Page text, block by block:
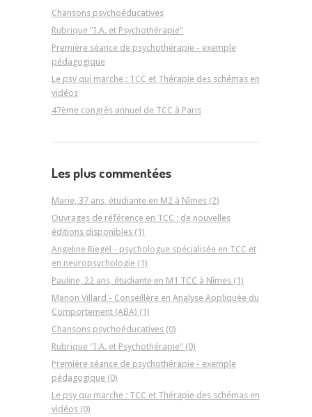
Chansons psychoéducatives
Rubrique "I.A. et Psychothérapie"
Première séance de psychothérapie - exemple
pédagogique
Le psy qui marche : TCC et Thérapie des schémas en
vidéos
47ème congrès annuel de TCC à Paris
Les plus commentées
Marie, 37 ans, étudiante en M2 à Nîmes (2)
Ouvrages de référence en TCC : de nouvelles
éditions disponibles (1)
Angeline Riegel - psychologue spécialisée en TCC et
en neuropsychologie (1)
Pauline, 22 ans, étudiante en M1 TCC à Nîmes (1)
Manon Villard - Conseillère en Analyse Appliquée du
Comportement (ABA) (1)
Chansons psychoéducatives (0)
Rubrique "I.A. et Psychothérapie" (0)
Première séance de psychothérapie - exemple
pédagogique (0)
Le psy qui marche : TCC et Thérapie des schémas en
vidéos (0)